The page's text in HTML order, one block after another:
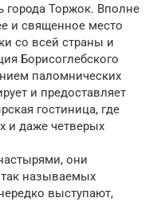
города Торжок. Вполне
и священное место
со всей страны и
Борисоглебского
паломнических
и предоставляет
гостиница, где
и даже четверых
они
называемых
выступают,